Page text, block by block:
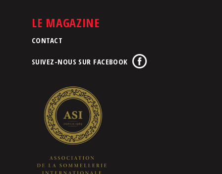
LE MAGAZINE
CONTACT
SUIVEZ-NOUS SUR FACEBOOK